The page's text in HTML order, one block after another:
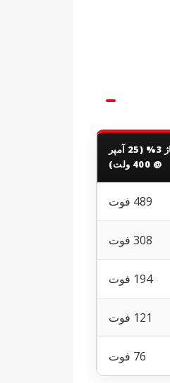
حداکثر فاصله برای افت ولتاژ 3% (25 آمپر
@ 400 ولت)
489 فوت
308 فوت
194 فوت
121 فوت
76 فوت